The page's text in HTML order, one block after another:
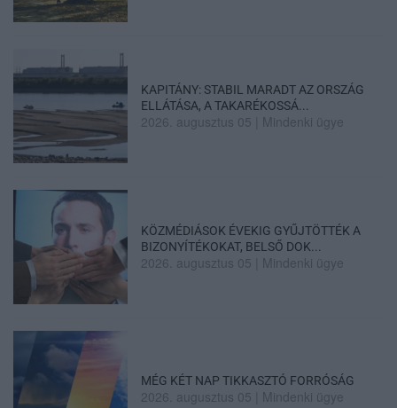
KAPITÁNY: STABIL MARADT AZ ORSZÁG
ELLÁTÁSA, A TAKARÉKOSSÁ...
2026. augusztus 05 Mindenki ügye
KÖZMÉDIÁSOK ÉVEKIG GYŰJTÖTTÉK A
BIZONYÍTÉKOKAT, BELSŐ DOK...
2026. augusztus 05 Mindenki ügye
MÉG KÉT NAP TIKKASZTÓ FORRÓSÁG
2026. augusztus 05 Mindenki ügye